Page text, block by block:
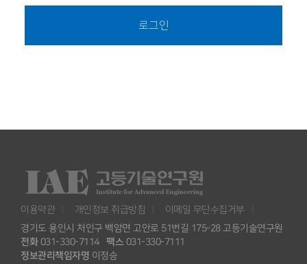
로그인
이용약관 개인정보 취급방침
이메일 무단수집거부
경기도 용인시 처인구 백암면 고안로 51번길 175-28 고등기술연구원
전화031-330-7114 팩스031-330-7111
정보관리책임자명 이정승